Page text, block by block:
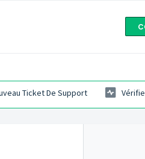
Ticket De Support